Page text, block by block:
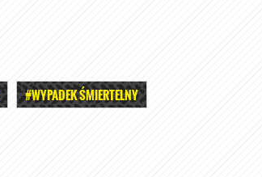
#WYPADEK ŚMIERTELNY